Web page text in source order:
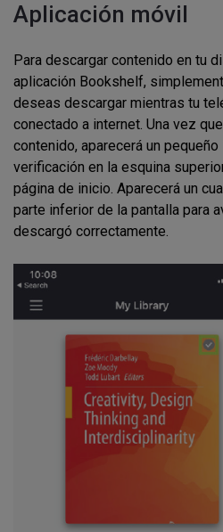
Aplicación móvil
Para descargar contenido en tu
aplicación Bookshelf,
deseas descargar mientras tu
conectado a internet. Una vez
contenido, aparecerá un
verificación en la esquina
página de inicio. Aparecerá un
parte inferior de la pantalla para
descargó correctamente.